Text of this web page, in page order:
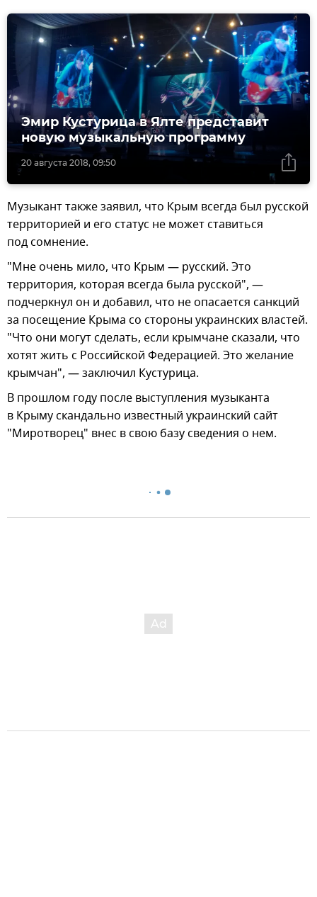
20 августа 2018, 09:50
Эмир Кустурица в Ялте представит
новую музыкальную программу
Музыкант также заявил, что Крым всегда был русской
территорией и его статус не может ставиться
под сомнение.
"Мне очень мило, что Крым — русский. Это
территория, которая всегда была русской", —
подчеркнул он и добавил, что не опасается санкций
за посещение Крыма со стороны украинских властей.
"Что они могут сделать, если крымчане сказали, что
хотят жить с Российской Федерацией. Это желание
крымчан", — заключил Кустурица.
В прошлом году после выступления музыканта
в Крыму скандально известный украинский сайт
"Миротворец" внес в свою базу сведения о нем.